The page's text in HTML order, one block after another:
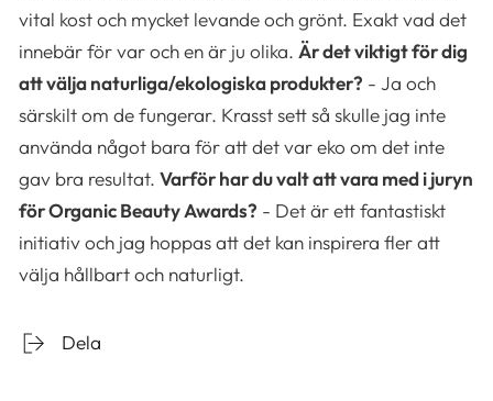
vital kost och mycket levande och grönt. Exakt vad det
innebär för var och en är ju olika. Är det viktigt för dig
att välja naturliga/ekologiska produkter? - Ja och
särskilt om de fungerar. Krasst sett så skulle jag inte
använda något bara för att det var eko om det inte
gav bra resultat.Varför har du valt att vara med i juryn
för Organic Beauty Awards? - Det är ett fantastiskt
initiativ och jag hoppas att det kan inspirera fler att
välja hållbart och naturligt.
Dela